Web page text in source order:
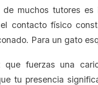
de muchos tutores
contacto físico
Para un gato
que fuerzas una
tu presencia